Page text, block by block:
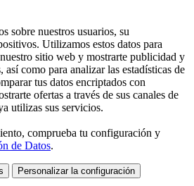
sobre nuestros usuarios, su
Utilizamos estos datos para
sitio web y mostrarte publicidad y
así como para analizar las estadísticas de
tus datos encriptados con
ofertas a través de sus canales de
utilizas sus servicios.
comprueba tu configuración y
de Datos.
Personalizar la configuración